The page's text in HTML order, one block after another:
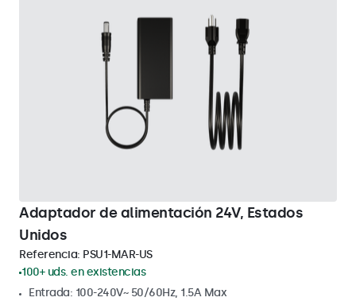
Adaptador de alimentación 24V, Estados
Unidos
Referencia: PSU1-MAR-US
100+ uds. en existencias
Entrada: 100-240V~ 50/60Hz, 1.5A Max